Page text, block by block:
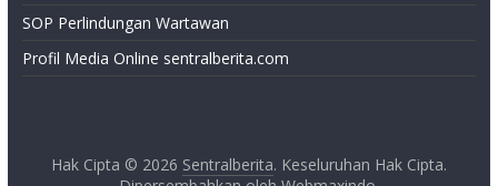
SOP Perlindungan Wartawan
Profil Media Online sentralberita.com
Hak Cipta © 2026 Sentralberita. Keseluruhan Hak Cipta.